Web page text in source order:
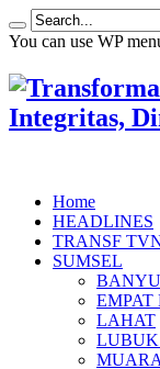
You can use WP
Integritas,
Home
HEADLINES
TRANSF
SUMSEL
EMPAT
LAHAT